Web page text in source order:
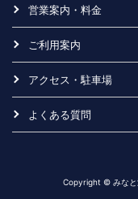
営業案内・料金
ご利用案内
アクセス・駐車場
よくある質問
Copyright © みなと